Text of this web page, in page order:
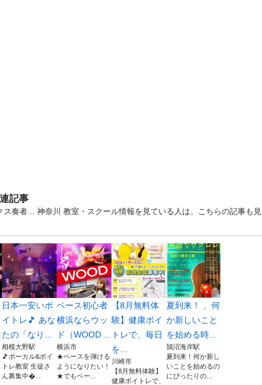
記事
奏者... 神奈川 教室・スクール情報を見ている人は、こちらの記事も見
日本一安いボ
イトレ🎵 あな
たの「なり...
相模大野駅
🎵ボーカル&ボイ
トレ教室 生徒さ
ん募集中...
ベース初心者
横浜ならウッ
ド（WOOD ...
横浜市
★ベースを弾ける
ようになりたい！
★でもベー...
【8月無料体
験】健康ボイ
トレで、毎日
を...
川崎市
【8月無料体験】
健康ボイトレで、
夏到来！ 、何
か新しいこと
を始める時...
鵠沼海岸駅
夏到来！何か新し
いことを始めるの
にぴったりの...